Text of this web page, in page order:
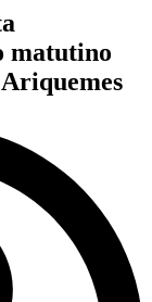
matutino